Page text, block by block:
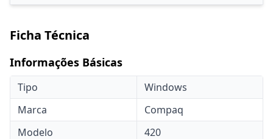
Ficha Técnica
Informações Básicas
Tipo
Windows
Marca
Compaq
Modelo
420